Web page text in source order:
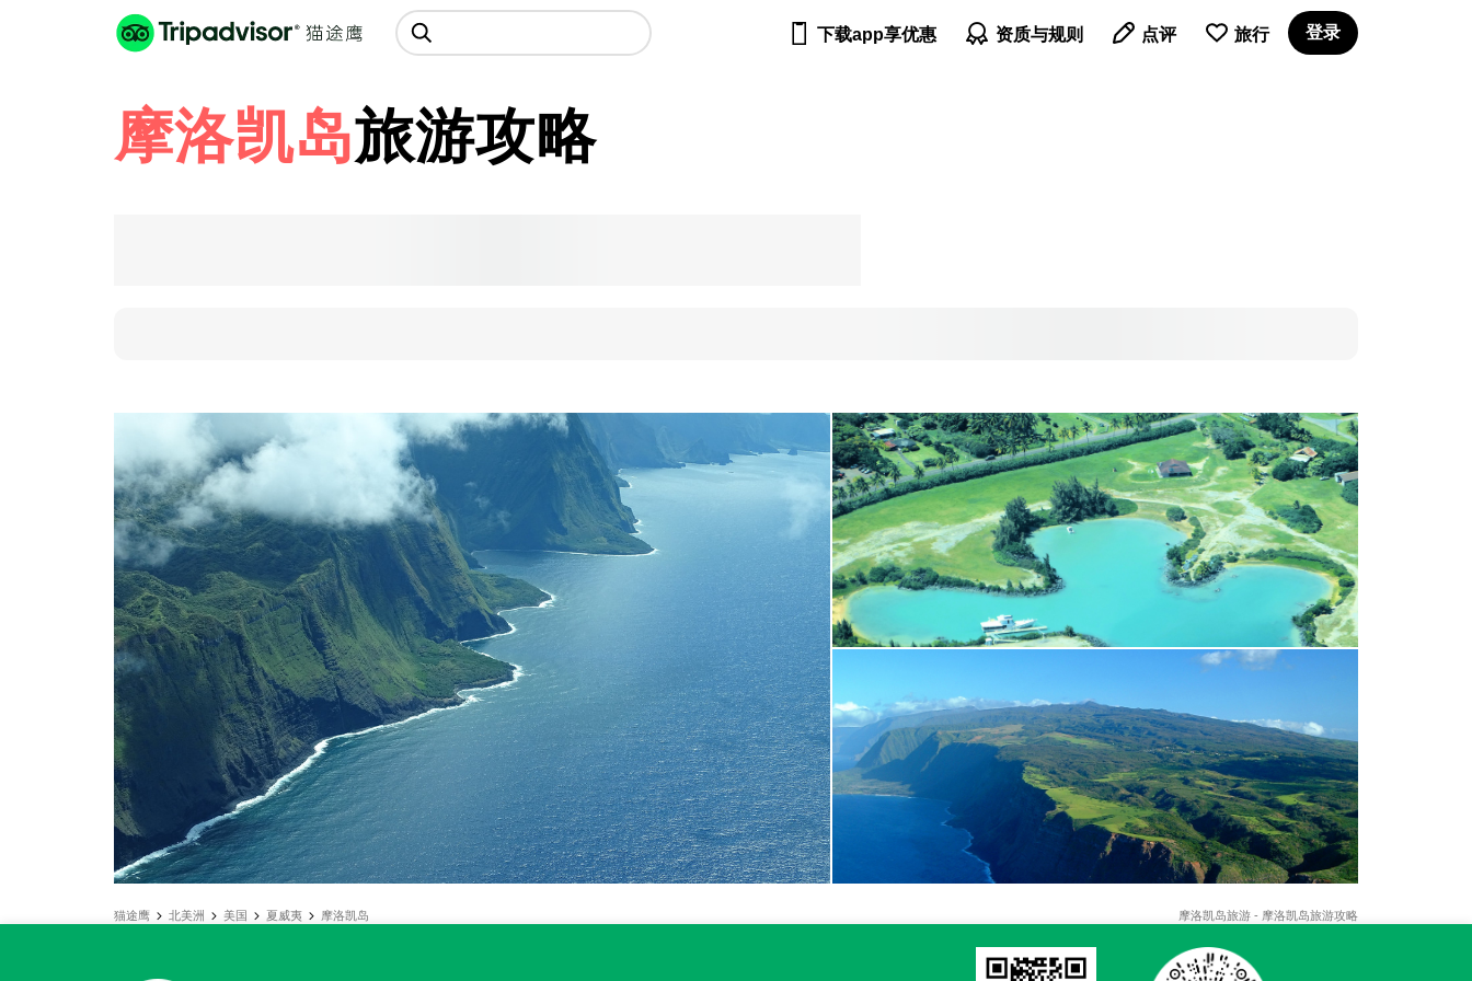
猫途鹰:景点、酒店、美食十亿条
点评
 下载app享优惠  资质与规则 点评 旅行 登录
摩洛凯岛旅游攻略
摩洛凯岛旅游 - 摩洛凯岛旅游攻略
猫途鹰 北美洲 美国 夏威夷 摩洛凯岛